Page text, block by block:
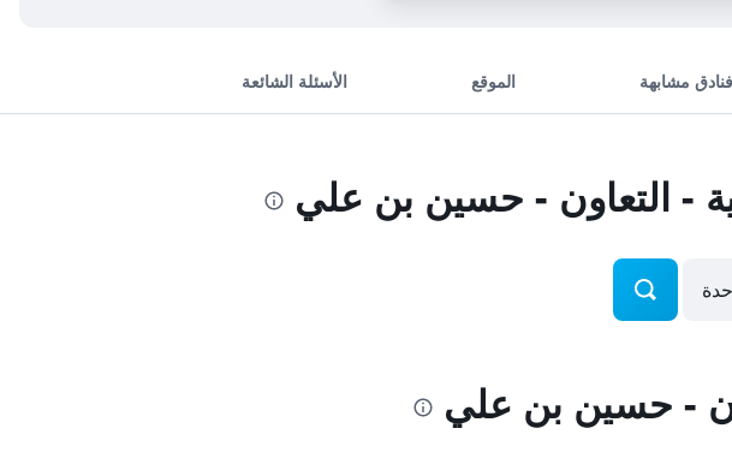
فنادق مشابهة الموقع الأسئلة الشائعة
- التعاون - حسين بن علي
- حسين بن علي